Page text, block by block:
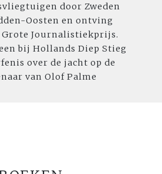
door Zweden
Oosten en ontving
Grote Journalistiekprijs.
bij Hollands Diep Stieg
over de jacht op de
van Olof Palme